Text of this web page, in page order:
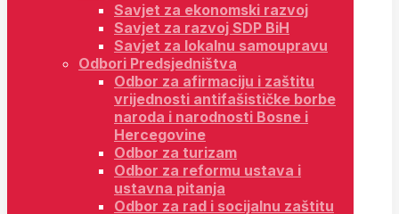
Savjet za ekonomski razvoj
Savjet za razvoj SDP BiH
Savjet za lokalnu samoupravu
Odbori Predsjedništva
Odbor za afirmaciju i zaštitu
vrijednosti antifašističke borbe
naroda i narodnosti Bosne i
Hercegovine
Odbor za turizam
Odbor za reformu ustava i
ustavna pitanja
Odbor za rad i socijalnu zaštitu